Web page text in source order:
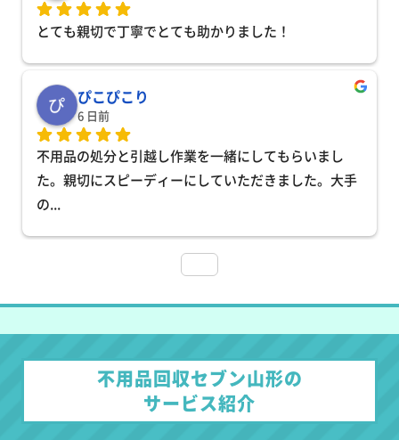
とても親切で丁寧でとても助かりました！
ぴこぴこり
6 日前
不用品の処分と引越し作業を一緒にしてもらいまし
た。親切にスピーディーにしていただきました。大手
の...
不用品回収セブン山形の
サービス紹介